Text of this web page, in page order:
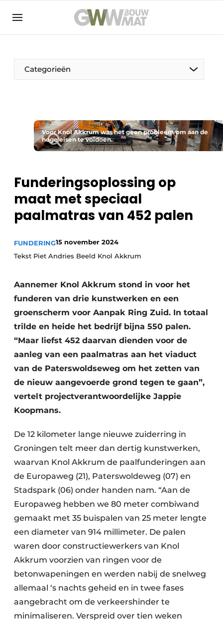
NL EN
Categorieën
De Pen
Vrouw in de bouw
Duurzaamheid & Innovatie
Fundering
Kopen/Huren/Leasen
Sloop & Recycling
Bouwtransport
Machines & Materieel
Voor Knol Akkrum was het geen probleem om aan de
hoge eisen te voldoen.
Funderingsoplossing op
maat met speciaal
paalmatras van 452 palen
FUNDERING15 november 2024
Tekst Piet Andries Beeld Knol Akkrum
Aannemer Knol Akkrum stond in voor het
funderen van drie kunstwerken en een
groenscherm voor Aanpak Ring Zuid. In totaal
trilde en heide het bedrijf bijna 550 palen.
“Maar liefst 452 daarvan dienden voor de
aanleg van een paalmatras aan het viaduct
van de Paterswoldseweg om het zetten van
de nieuw aangevoerde grond tegen te gaan”,
vertelt projectverantwoordelijke Jappie
Koopmans.
De 12 kilometer lange nieuwe zuiderring in
Groningen telt meer dan dertig kunstwerken,
waarvan Knol Akkrum de paalfunderingen aan
de Europaweg (21), Paterswoldeweg (07) en
Stadspark (06) onder handen nam. “Aan de
Europaweg hebben we 80 meter combiwand
gemaakt met 35 buispalen van 25 meter lengte
een diameter van 914 millimeter. De palen
waren door constructiewerkers van Knol
Akkrum voorzien van ringen voor de
betonwapeningen en werden nabij de snelweg
allemaal ‘s nachts geheid en in twee fases
aangebracht om de verkeershinder te
minimaliseren. Verspreid over tien weken